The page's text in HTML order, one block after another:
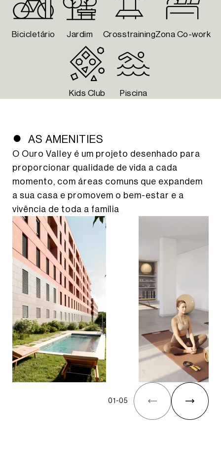
Bicicletário Jardim CrosstrainingZona Co-work
Kids Club Piscina
AS AMENITIES
O Ouro Valley é um projeto desenhado para
proporcionar qualidade de vida a cada
momento, com áreas comuns que expandem
a sua casa e promovem o bem-estar e a
vivência de toda a família
01 -05